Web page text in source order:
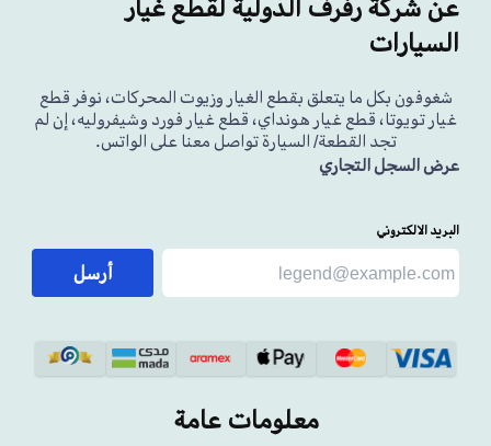
عن شركة رفرف الدولية لقطع غيار
السيارات
شغوفون بكل ما يتعلق بقطع الغيار وزيوت المحركات، نوفر قطع
غيار تويوتا، قطع غيار هونداي، قطع غيار فورد وشيفروليه، إن لم
تجد القطعة/ السيارة تواصل معنا على الواتس.
عرض السجل التجاري
البريد الالكتروني
أرسل
معلومات عامة